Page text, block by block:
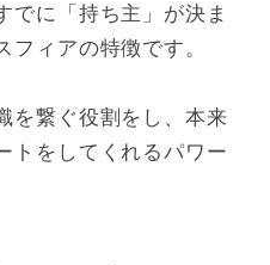
でに「持ち主」が決ま
フィアの特徴です。
を繋ぐ役割をし、本来
トをしてくれるパワー